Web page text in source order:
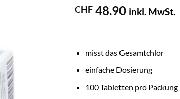
CHF 48.90 inkl. MwSt.
misst das Gesamtchlor
einfache Dosierung
100 Tabletten pro Packung